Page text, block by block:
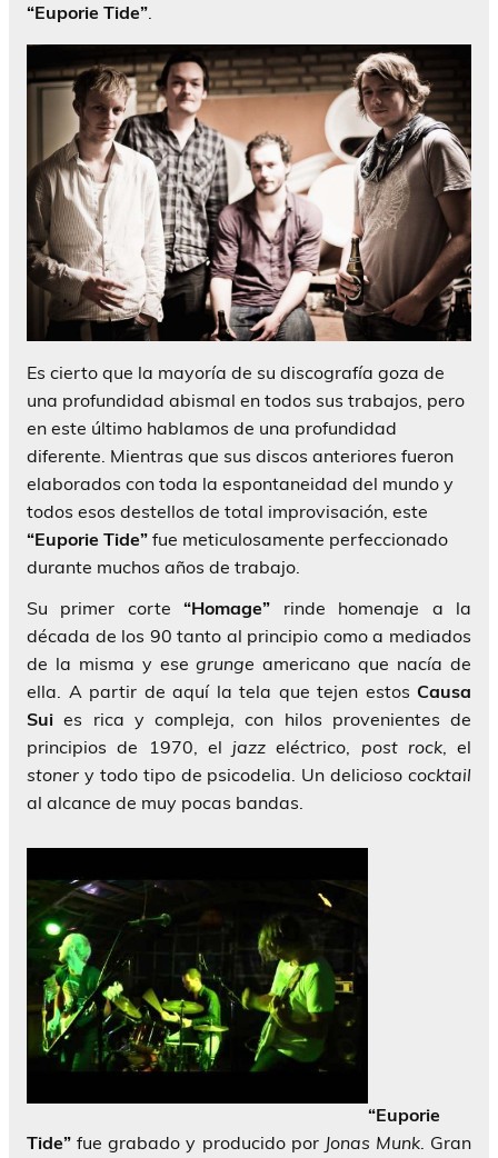
“Euporie Tide”.
Es cierto que la mayoría de su discografía goza de
una profundidad abismal en todos sus trabajos, pero
en este último hablamos de una profundidad
diferente. Mientras que sus discos anteriores fueron
elaborados con toda la espontaneidad del mundo y
todos esos destellos de total improvisación, este
“Euporie Tide” fue meticulosamente perfeccionado
durante muchos años de trabajo.
Su primer corte“Homage” rinde homenaje a la
década de los 90 tanto al principio como a mediados
de la misma y esegrunge americano que nacía de
ella. A partir de aquí la tela que tejen estos Causa
Sui es rica y compleja, con hilos provenientes de
principios de 1970, el jazzeléctrico, post rock, el
stoner y todo tipo de psicodelia. Un delicioso cocktail
al alcance de muy pocas bandas.
“Euporie
Tide” fue grabado y producido por Jonas Munk. Gran